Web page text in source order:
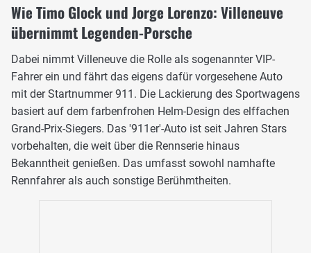
Wie Timo Glock und Jorge Lorenzo: Villeneuve
übernimmt Legenden-Porsche
Dabei nimmt Villeneuve die Rolle als sogenannter VIP-
Fahrer ein und fährt das eigens dafür vorgesehene Auto
mit der Startnummer 911. Die Lackierung des Sportwagens
basiert auf dem farbenfrohen Helm-Design des elffachen
Grand-Prix-Siegers. Das '911er'-Auto ist seit Jahren Stars
vorbehalten, die weit über die Rennserie hinaus
Bekanntheit genießen. Das umfasst sowohl namhafte
Rennfahrer als auch sonstige Berühmtheiten.